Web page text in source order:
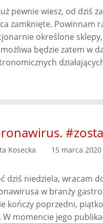
pewnie wiesz, od dziś
zamknięte. Powinnam
określone
możliwa będzie zatem w
Kosecka 15 marca 2020
dziś niedziela, wracam
w branży
kończy poprzedni,
W momencie jego